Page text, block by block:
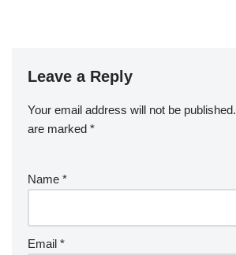
Leave a Reply
Your email address will not be published.
are marked *
Name *
Email *